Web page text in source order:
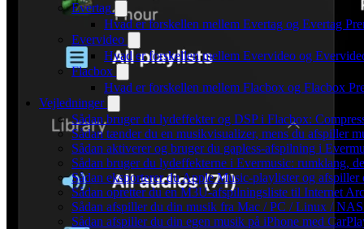
Evertag
Hvad er forskellen mellem Evertag og Evertag
Evervideo
Hvad er forskellen mellem Evervideo og
Flacbox
Hvad er forskellen mellem Flacbox og Flacbox
Vejledninger
Sådan bruger du lydeffekter og DSP i Flacbox:
Sådan tænder du en musikvisualizer, mens du afspiller
Sådan aktiverer og bruger du gapless-afspilning i
Sådan bruger du lydeffekterne i Evermusic: rumklang,
Sådan eksporterer du Apple Music-playlister og
Sådan opretter du en M3U-afspilningsliste til Internet
Sådan afspiller du din musik fra Mac / PC / Linux /
Sådan afspiller du din egen musik på iPhone med